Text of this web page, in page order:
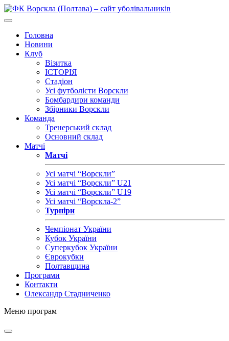
Головна
Новини
Клуб
Візитка
ІСТОРІЯ
Стадіон
Усі футболісти Ворскли
Бомбардири команди
Збірники Ворскли
Команда
Тренерський склад
Основний склад
Матчі
Матчі
Усі матчі “Ворскли”
Усі матчі “Ворскли” U21
Усі матчі “Ворскли” U19
Усі матчі “Ворскла-2”
Турніри
Чемпіонат України
Кубок України
Суперкубок України
Єврокубки
Полтавщина
Програми
Контакти
Олександр Стадниченко
Меню програм